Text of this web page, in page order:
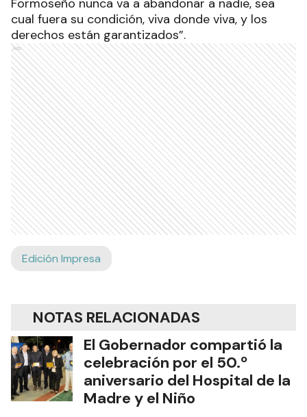
Formoseño nunca va a abandonar a nadie, sea
cual fuera su condición, viva donde viva, y los
derechos están garantizados”.
Ads
Edición Impresa
NOTAS RELACIONADAS
El Gobernador compartió la
celebración por el 50.º
aniversario del Hospital de la
Madre y el Niño